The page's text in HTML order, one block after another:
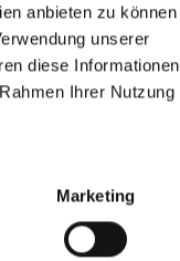
anbieten zu können
unserer
diese Informationen
Ihrer Nutzung
Marketing
Pfeffer